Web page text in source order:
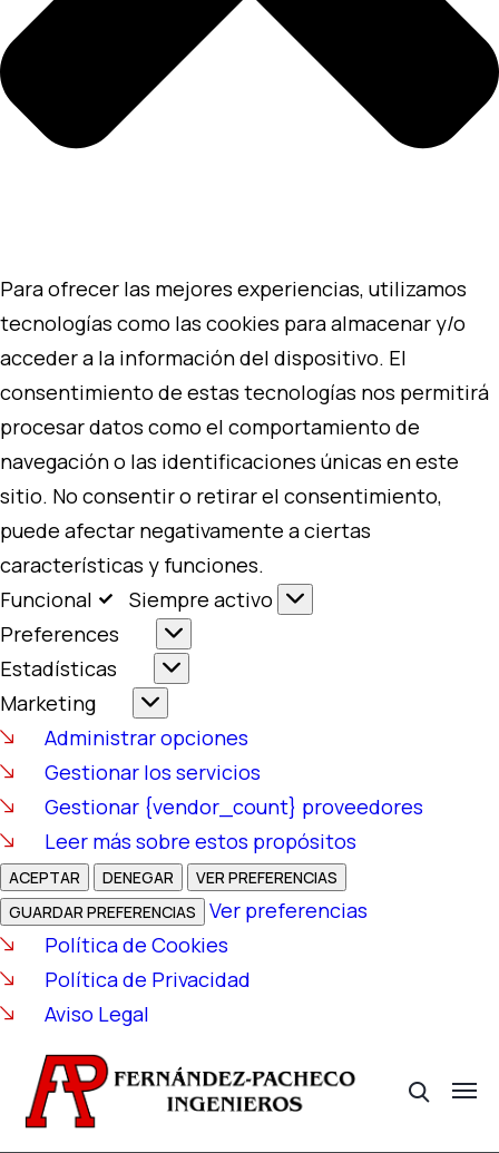
Para ofrecer las mejores experiencias, utilizamos
tecnologías como las cookies para almacenar y/o
acceder a la información del dispositivo. El
consentimiento de estas tecnologías nos permitirá
procesar datos como el comportamiento de
navegación o las identificaciones únicas en este
sitio. No consentir o retirar el consentimiento,
puede afectar negativamente a ciertas
características y funciones.
Funcional
Siempre activo
Preferences
Estadísticas
Marketing
Administrar opciones
Gestionar los servicios
Gestionar {vendor_count} proveedores
Leer más sobre estos propósitos
ACEPTAR DENEGAR
VER PREFERENCIAS
GUARDAR PREFERENCIAS
Ver preferencias
Política de Cookies
Política de Privacidad
Aviso Legal